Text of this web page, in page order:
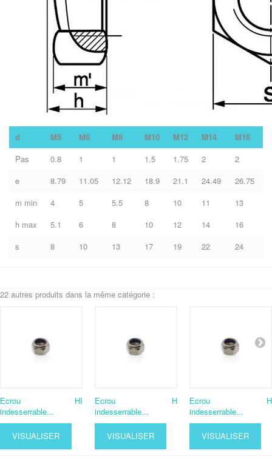
d M5 M6 M8 M10 M12 M14
M16
Pas
0.8 1 1 1.5 1.75 2
2
e
8.79 11.05 12.12 18.9 21.1 24.49
26.75
m min
4 5 5.5 8 10 11
13
h max
5.1 6 8 10 12 14
16
s
8 10 13 17 19 22 24
22 autres produits dans la même catégorie :
Ecrou HI
indesserrable...
VISUALISER
Ecrou H
indesserrable...
VISUALISER
Ecrou H
indesserrable...
VISUALISER